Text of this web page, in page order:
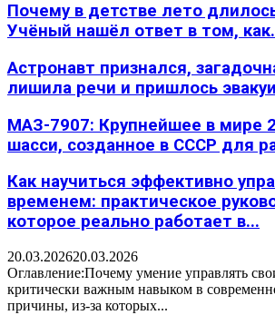
Почему в детстве лето
Учёный нашёл ответ в том,
Астронавт признался,
лишила речи и пришлось
МАЗ-7907: Крупнейшее в мире
шасси, созданное в СССР для
Как научиться эффективно
временем: практическое
которое реально работает в...
20.03.202620.03.2026
Оглавление:Почему умение управлять
критически важным навыком в
причины, из-за которых...